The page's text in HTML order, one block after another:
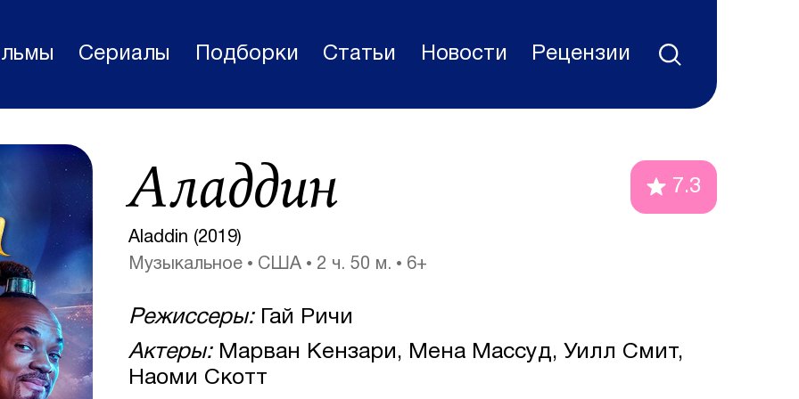
Статьи
Сериалы
Новости
Подборки
Рецензии
О нас
Авторы
Сериалы Подборки Статьи Новости Рецензии
Аладдин 7.3
Aladdin (2019)
Музыкальное
США 2 ч. 50 м. 6+
Режиссеры:Гай Ричи
Актеры:Марван Кензари, Мена Массуд, Уилл Смит,
Наоми Скотт